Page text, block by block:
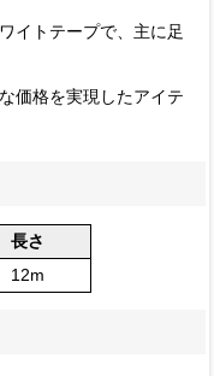
イトテープで、主に足
価格を実現したアイテ
長さ
12m